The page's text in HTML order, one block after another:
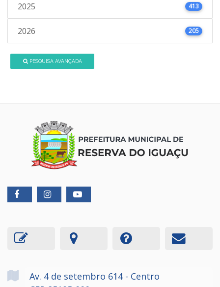
2025 413
2026 205
PESQUISA AVANÇADA
Av. 4 de setembro 614 - Centro